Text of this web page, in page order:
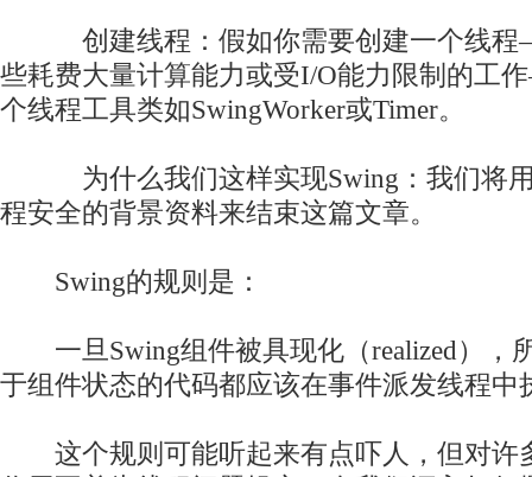
创建线程：假如你需要创建一个线程
些耗费大量计算能力或受I/O能力限制的工
个线程工具类如SwingWorker或Timer。
为什么我们这样实现Swing：我们将用
程安全的背景资料来结束这篇文章。
Swing的规则是：
一旦Swing组件被具现化（realized），
于组件状态的代码都应该在事件派发线程中
这个规则可能听起来有点吓人，但对许